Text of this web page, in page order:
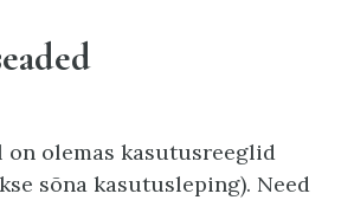
on olemas kasutusreeglid
sõna kasutusleping). Need